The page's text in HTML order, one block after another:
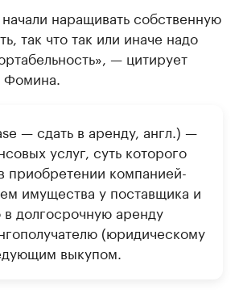
наращивать собственную
так что так или иначе надо
— цитирует
Фомина.
— сдать в аренду, англ.) —
услуг, суть которого
приобретении компанией-
имущества у поставщика и
в долгосрочную аренду
(юридическому
выкупом.